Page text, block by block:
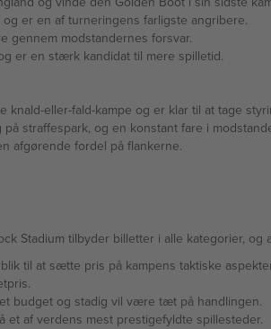
er en af turneringens farligste angribere.
gennem modstandernes forsvar.
er en stærk kandidat til mere spilletid.
eller-fald-kampe og er klar til at tage
straffespark, og en konstant fare i
afgørende fordel på flankerne.
Stadium tilbyder billetter i alle kategorier,
til at sætte pris på kampens taktiske
budget og stadig vil være tæt på handlingen.
et af verdens mest prestigefyldte spillesteder.